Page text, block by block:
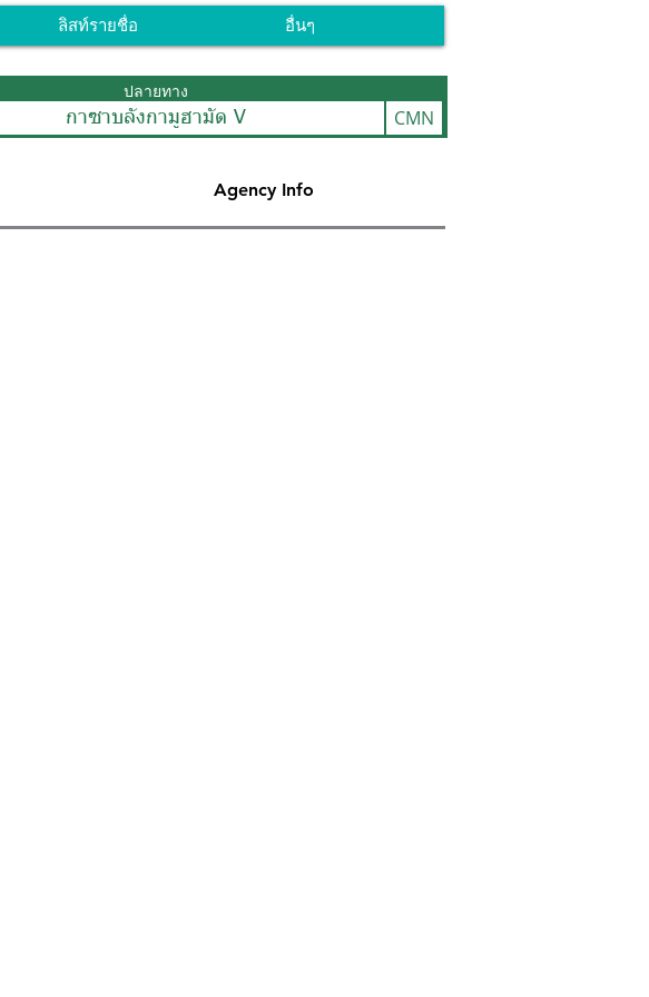
ลิสท์รายชื่อ อื่นๆ
ปลายทาง
CMN
กาซาบลังกามูฮามัด V
Agency Info